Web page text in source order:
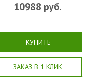
10988 руб.
КУПИТЬ
ЗАКАЗ В 1 КЛИК